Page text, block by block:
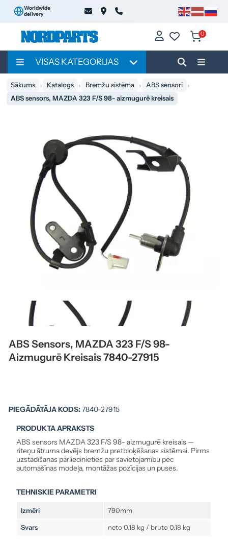
Worldwide
delivery
0
VISAS KATEGORIJAS
Sākums Katalogs Bremžu sistēma
ABS sensori
ABS sensors, MAZDA 323 F/S 98- aizmugurē kreisais
ABS Sensors, MAZDA 323 F/S 98-
Aizmugurē Kreisais 7840-27915
PIEGĀDĀTĀJA KODS:7840-27915
PRODUKTA APRAKSTS
ABS sensors MAZDA 323 F/S 98- aizmugurē kreisais —
riteņu ātruma devējs bremžu pretbloķēšanas sistēmai. Pirms
uzstādīšanas pārliecinieties par savietojamību pēc
automašīnas modeļa, montāžas pozīcijas un puses.
TEHNISKIE PARAMETRI
Izmēri 790mm
Svars neto 0.18 kg / bruto 0.18 kg